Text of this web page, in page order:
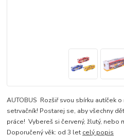
AUTOBUS Rozšiř svou sbírku autíček
setrvačník! Postarej se, aby všechny
práce! Vybereš si červený, žlutý, nebo
Doporučený věk: od 3 let celý popis